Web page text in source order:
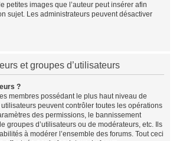
petites images que l’auteur peut insérer afin
sujet. Les administrateurs peuvent désactiver
et groupes d’utilisateurs
?
membres possédant le plus haut niveau de
peuvent contrôler toutes les opérations
des permissions, le bannissement
groupes d’utilisateurs ou de modérateurs, etc. Ils
à modérer l’ensemble des forums. Tout ceci